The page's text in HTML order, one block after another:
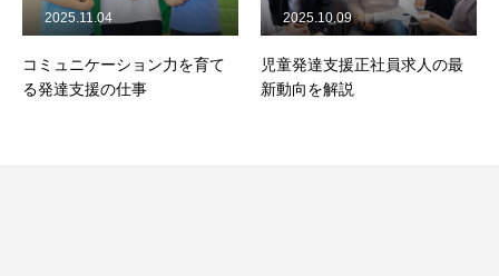
コミュニケーション力を育て
る発達支援の仕事
2025.11.04
児童発達支援正社員求人の最
新動向を解説
2025.10.09